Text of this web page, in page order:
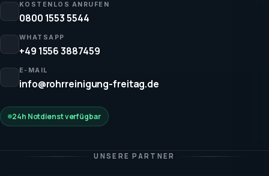
KOSTENLOS ANRUFEN
0800 1553 5544
WHATSAPP
+49 1556 3887459
E-MAIL
info@rohrreinigung-freitag.de
24h Notdienst verfügbar
UNSERE PARTNER